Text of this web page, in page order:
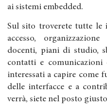
ai sistemi embedded.
Sul sito troverete tutte le
accesso,
docenti, piani di studio,
contatti e
interessati a capire come
delle interfacce e a
verrà, siete nel posto